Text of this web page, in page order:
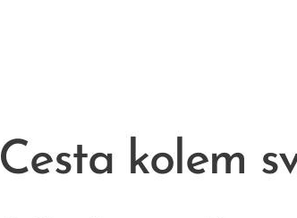
Cesta kolem